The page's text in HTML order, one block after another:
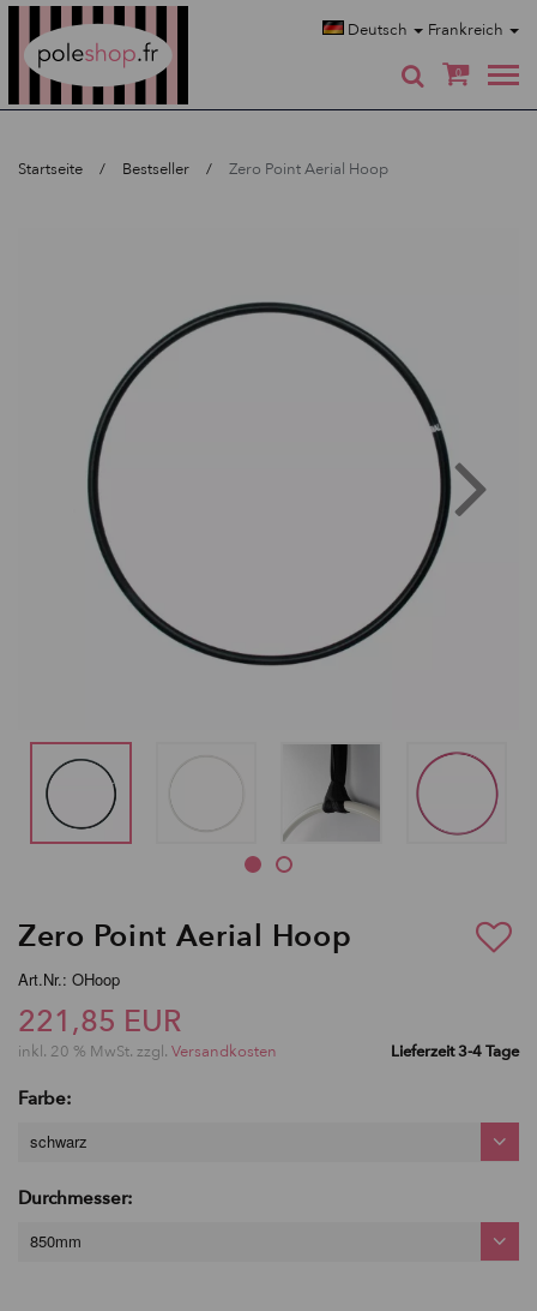
Deutsch Frankreich
0
Startseite Bestseller Zero Point Aerial Hoop
Zero Point Aerial Hoop
Art.Nr.: OHoop
221,85 EUR
inkl. 20 % MwSt. zzgl. Versandkosten Lieferzeit 3-4 Tage
Farbe:
schwarz
Durchmesser:
850mm